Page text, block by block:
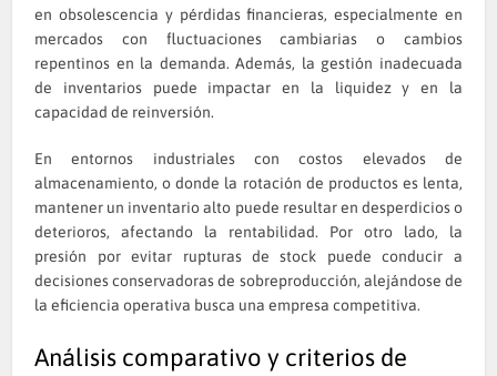
en obsolescencia y pérdidas financieras, especialmente en
mercados con fluctuaciones cambiarias o cambios
repentinos en la demanda. Además, la gestión inadecuada
de inventarios puede impactar en la liquidez y en la
capacidad de reinversión.
En entornos industriales con costos elevados de
almacenamiento, o donde la rotación de productos es lenta,
mantener un inventario alto puede resultar en desperdicios o
deterioros, afectando la rentabilidad. Por otro lado, la
presión por evitar rupturas de stock puede conducir a
decisiones conservadoras de sobreproducción, alejándose de
la eficiencia operativa busca una empresa competitiva.
Análisis comparativo y criterios de